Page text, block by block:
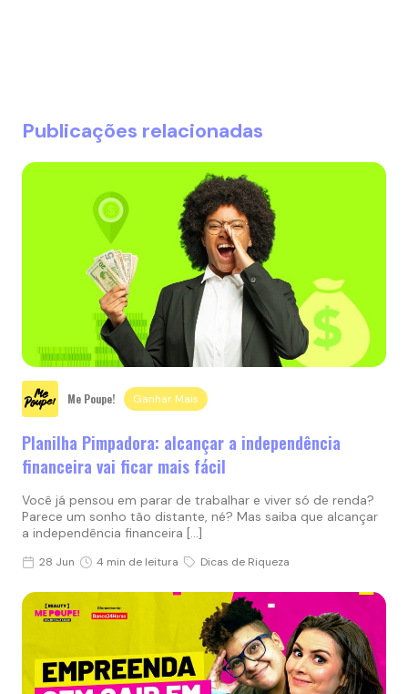
Publicações relacionadas
Me Poupe! Ganhar Mais
Planilha Pimpadora: alcançar a independência
financeira vai ficar mais fácil
Você já pensou em parar de trabalhar e viver só de renda?
Parece um sonho tão distante, né? Mas saiba que alcançar
a independência financeira […]
28 Jun 4 min de leitura Dicas de Riqueza